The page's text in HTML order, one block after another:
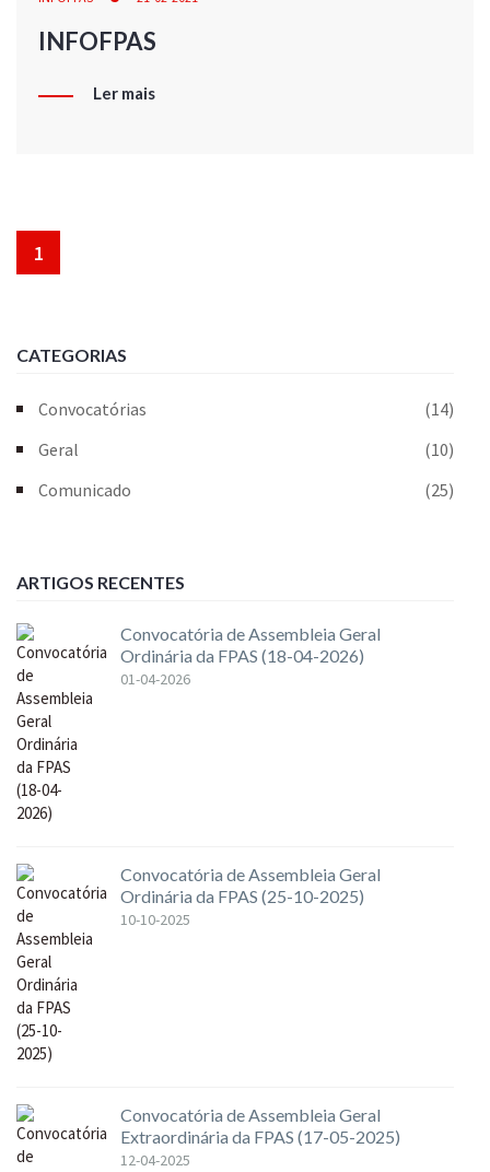
INFOFPAS
Ler mais
1
CATEGORIAS
Convocatórias
(14)
Geral
(10)
Comunicado
(25)
ARTIGOS RECENTES
Convocatória de Assembleia Geral
Ordinária da FPAS (18-04-2026)
01-04-2026
Convocatória de Assembleia Geral
Ordinária da FPAS (25-10-2025)
10-10-2025
Convocatória de Assembleia Geral
Extraordinária da FPAS (17-05-2025)
12-04-2025